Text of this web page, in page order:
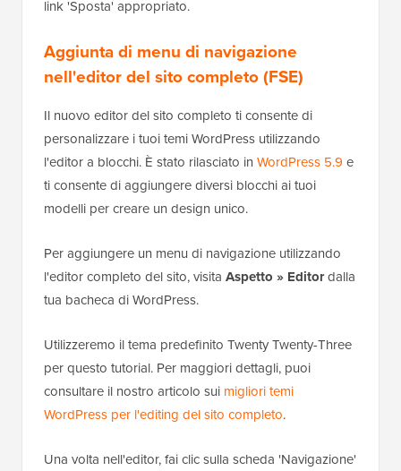
link 'Sposta' appropriato.
Aggiunta di menu di navigazione
nell'editor del sito completo (FSE)
Il nuovo editor del sito completo ti consente di
personalizzare i tuoi temi WordPress utilizzando
l'editor a blocchi. È stato rilasciato in WordPress 5.9 e
ti consente di aggiungere diversi blocchi ai tuoi
modelli per creare un design unico.
Per aggiungere un menu di navigazione utilizzando
l'editor completo del sito, visita Aspetto » Editordalla
tua bacheca di WordPress.
Utilizzeremo il tema predefinito Twenty Twenty-Three
per questo tutorial. Per maggiori dettagli, puoi
consultare il nostro articolo sui migliori temi
WordPress per l'editing del sito completo.
Una volta nell'editor, fai clic sulla scheda 'Navigazione'